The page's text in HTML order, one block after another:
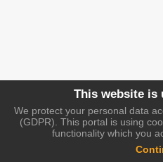
This website is
We protect your personal data
(GDPR). This portal is using
functionality which you